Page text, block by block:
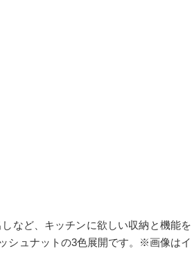
など、キッチンに欲しい収納と機能を
シュナットの3色展開です。※画像はイ